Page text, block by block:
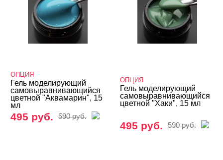
ADRICOCO
Bagheera Nails
Kodi
LOKONOKO
Nail Republic
ОПЦИЯ
Гель моделирующий
самовыравнивающийся
цветной "Аквамарин", 15
мл
495 руб. 590 руб.
ОПЦИЯ
Гель моделирующий
самовыравнивающийся
цветной "Хаки", 15 мл
495 руб. 590 руб.